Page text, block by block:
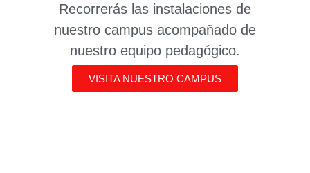
Recorrerás las instalaciones de
nuestro campus acompañado de
nuestro equipo pedagógico.
VISITA NUESTRO CAMPUS